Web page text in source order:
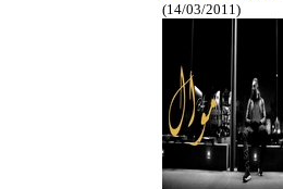
(14/03/2011)